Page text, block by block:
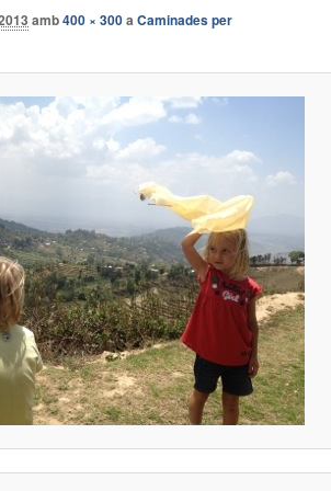
amb400 × 300aCaminades per